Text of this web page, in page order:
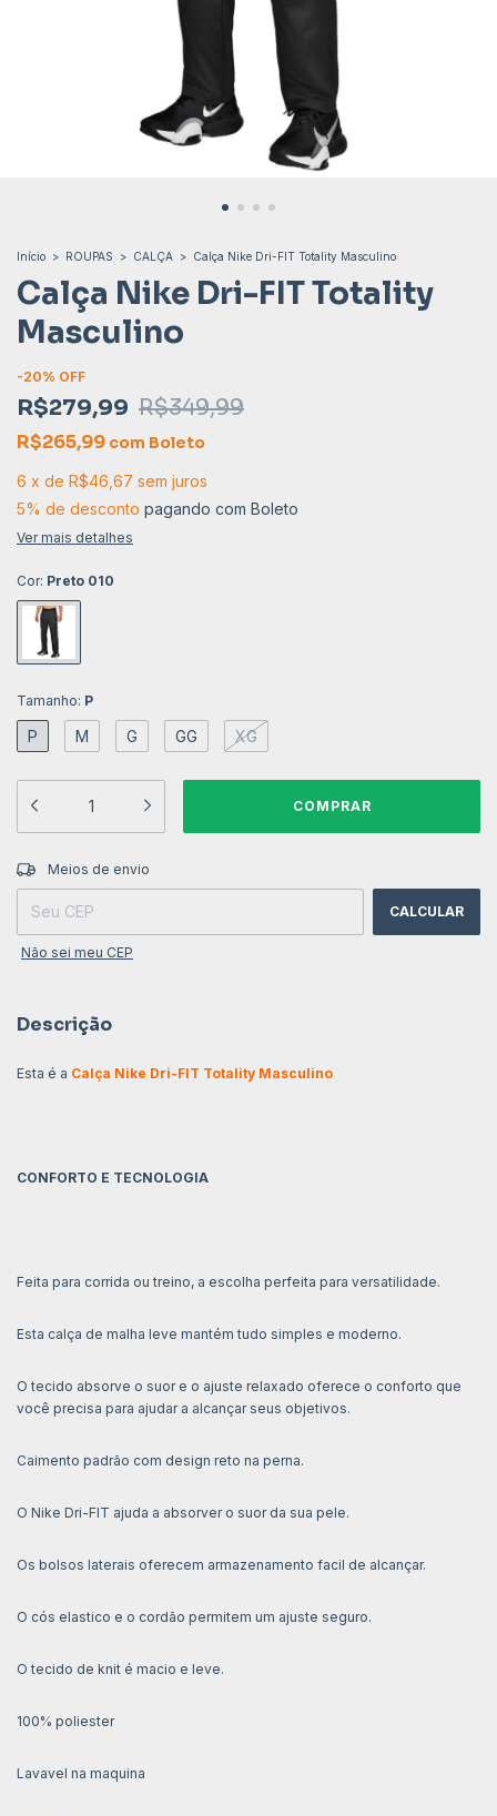
Início > ROUPAS > CALÇA > Calça Nike Dri-FIT Totality Masculino
Calça Nike Dri-FIT Totality
Masculino
-20% OFF
R$279,99 R$349,99
R$265,99 com Boleto
6 x de R$46,67 sem juros
5% de desconto pagando com Boleto
Ver mais detalhes
Cor: Preto 010
Tamanho: P
P M G GG XG
Entregas para o CEP:
Meios de envio
CALCULAR
Não sei meu CEP
Descrição
Esta é a Calça Nike Dri-FIT Totality Masculino
CONFORTO E TECNOLOGIA
Feita para corrida ou treino, a escolha perfeita para versatilidade.
Esta calça de malha leve mantém tudo simples e moderno.
O tecido absorve o suor e o ajuste relaxado oferece o conforto que
você precisa para ajudar a alcançar seus objetivos.
Caimento padrão com design reto na perna.
O Nike Dri-FIT ajuda a absorver o suor da sua pele.
Os bolsos laterais oferecem armazenamento facil de alcançar.
O cós elastico e o cordão permitem um ajuste seguro.
O tecido de knit é macio e leve.
100% poliester
Lavavel na maquina